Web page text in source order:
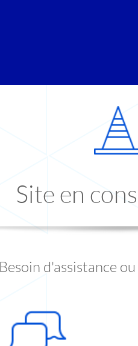
Site en
Besoin d'assistance